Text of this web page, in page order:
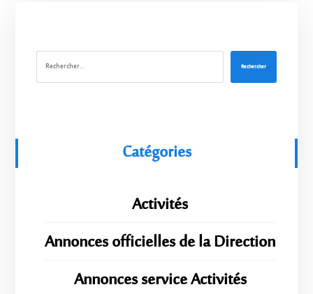
Rechercher
Catégories
Activités
Annonces officielles de la Direction
Annonces service Activités